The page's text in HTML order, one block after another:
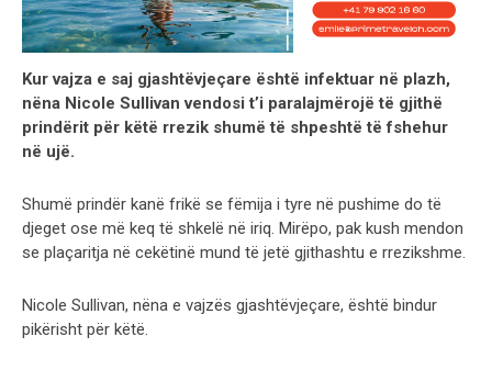
Kur vajza e saj gjashtëvjeçare është infektuar në plazh,
nëna Nicole Sullivan vendosi t’i paralajmërojë të gjithë
prindërit për këtë rrezik shumë të shpeshtë të fshehur
në ujë.
Shumë prindër kanë frikë se fëmija i tyre në pushime do të
djeget ose më keq të shkelë në iriq. Mirëpo, pak kush mendon
se plaçaritja në cekëtinë mund të jetë gjithashtu e rrezikshme.
Nicole Sullivan, nëna e vajzës gjashtëvjeçare, është bindur
pikërisht për këtë.